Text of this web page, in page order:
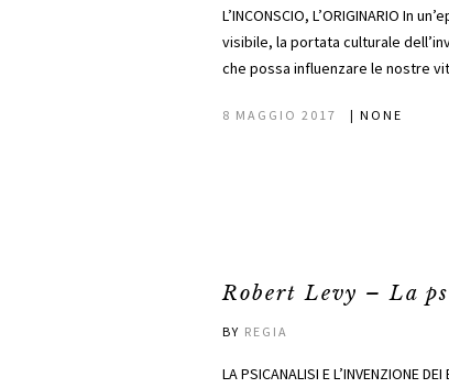
L’INCONSCIO, L’ORIGINARIO
visibile, la portata culturale
che possa influenzare le nostre
8 MAGGIO 2017 | NONE
Robert Levy – La
BY REGIA
LA PSICANALISI E